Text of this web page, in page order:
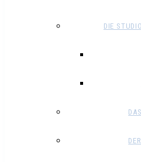
DIE